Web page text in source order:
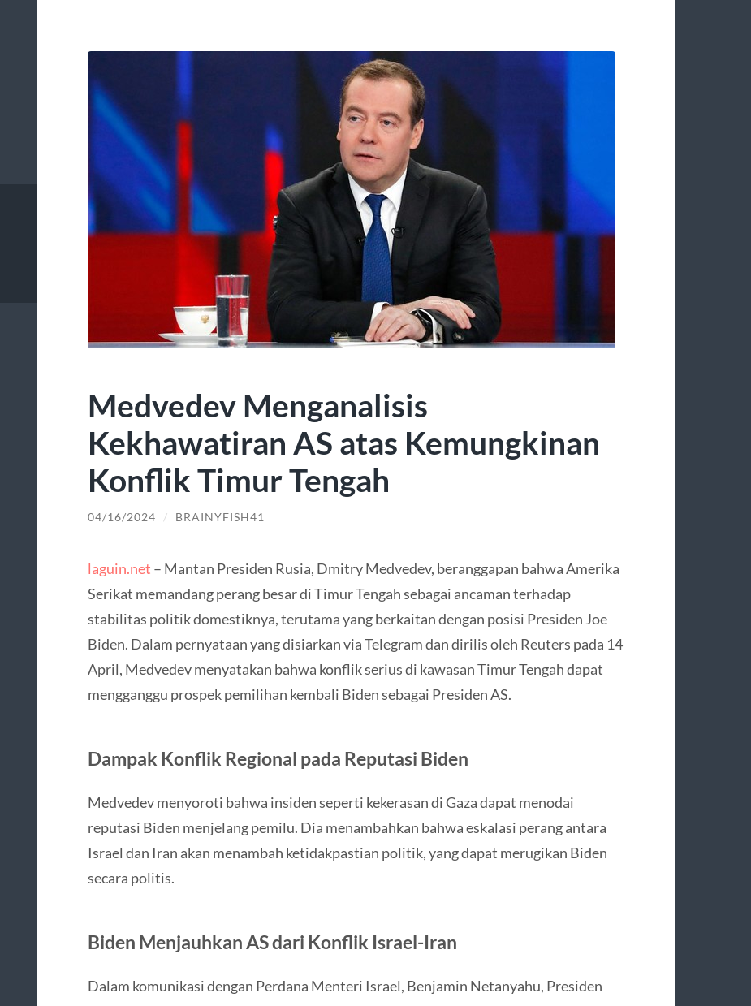
Medvedev Menganalisis
Kekhawatiran AS atas Kemungkinan
Konflik Timur Tengah
04/16/2024 / BRAINYFISH41
laguin.net – Mantan Presiden Rusia, Dmitry Medvedev, beranggapan bahwa Amerika
Serikat memandang perang besar di Timur Tengah sebagai ancaman terhadap
stabilitas politik domestiknya, terutama yang berkaitan dengan posisi Presiden Joe
Biden. Dalam pernyataan yang disiarkan via Telegram dan dirilis oleh Reuters pada 14
April, Medvedev menyatakan bahwa konflik serius di kawasan Timur Tengah dapat
mengganggu prospek pemilihan kembali Biden sebagai Presiden AS.
Dampak Konflik Regional pada Reputasi Biden
Medvedev menyoroti bahwa insiden seperti kekerasan di Gaza dapat menodai
reputasi Biden menjelang pemilu. Dia menambahkan bahwa eskalasi perang antara
Israel dan Iran akan menambah ketidakpastian politik, yang dapat merugikan Biden
secara politis.
Biden Menjauhkan AS dari Konflik Israel-Iran
Dalam komunikasi dengan Perdana Menteri Israel, Benjamin Netanyahu, Presiden